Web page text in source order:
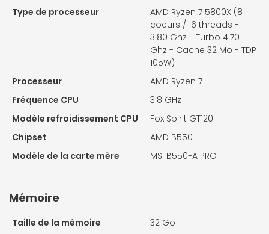
Type de processeur
AMD Ryzen 7 5800X (8
coeurs / 16 threads -
3.80 Ghz - Turbo 4.70
Ghz - Cache 32 Mo - TDP
105W)
Processeur
AMD Ryzen 7
Fréquence CPU
3.8 GHz
Modèle refroidissement CPU
Fox Spirit GT120
Chipset
AMD B550
Modèle de la carte mère
MSI B550-A PRO
Mémoire
Taille de la mémoire
32 Go